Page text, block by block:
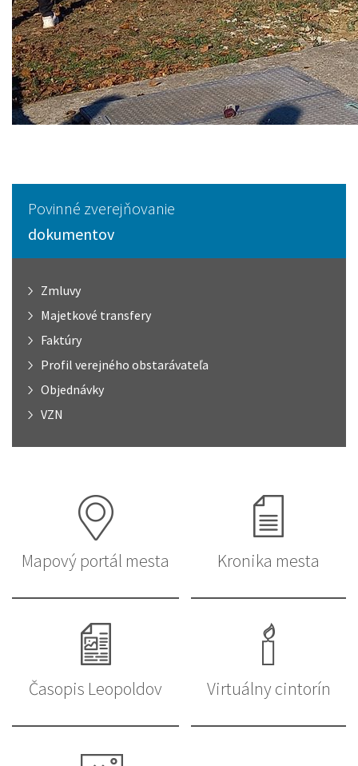
Povinné zverejňovanie
dokumentov
Zmluvy
Majetkové transfery
Faktúry
Profil verejného obstarávateľa
Objednávky
VZN
Mapový portál mesta Kronika mesta
Časopis Leopoldov Virtuálny cintorín